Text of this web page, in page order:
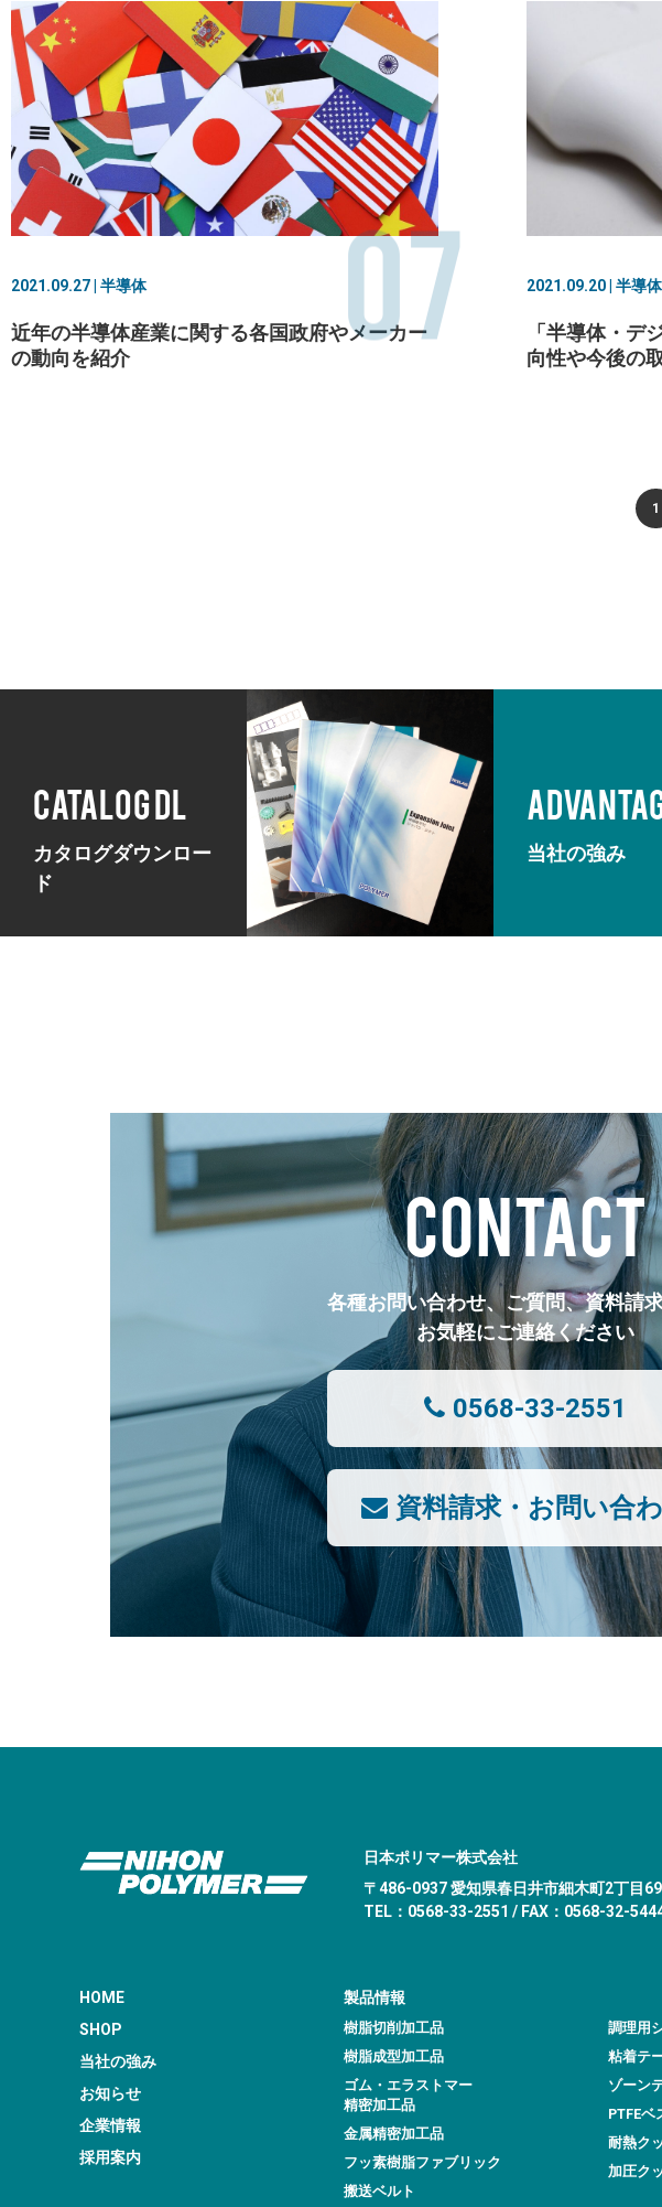
2021.09.27 | 半導体
近年の半導体産業に関する各国政府やメーカー
の動向を紹介
07 2021.09.20 | 半導体
「半導体・デ
向性や今後の
1
CATALOG DL
カタログダウンロー
ド
当社の強み
CONTACT
各種お問い合わせ、ご質問、資料請求
お気軽にご連絡ください
0568-33-2551
資料請求・お問い合
日本ポリマー株式会社
〒486-0937 愛知県春日井市細木町2丁目
TEL：0568-33-2551 / FAX：0568-32-
HOME
SHOP
当社の強み
お知らせ
企業情報
採用案内
製品情報
樹脂切削加工品
樹脂成型加工品
ゴム・エラストマー
精密加工品
金属精密加工品
フッ素樹脂ファブリック
搬送ベルト
調理用
粘着テ
ゾーン
PTFE
耐熱ク
加圧ク